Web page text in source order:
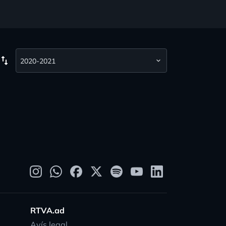
swap_vert
RTVA.ad